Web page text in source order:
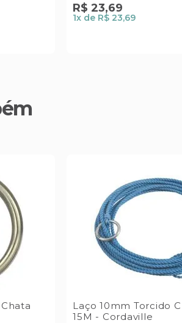
R$ 23,69
1x de R$ 23,69
Laço 10mm Torcido
15M - Cordaville